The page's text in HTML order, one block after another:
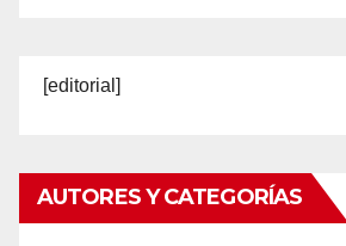
[editorial]
AUTORES Y CATEGORÍAS